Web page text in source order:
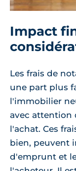
Impact
Les frais de
une part plus
l'immobilier
avec attention
l'achat. Ces
bien, peuvent
d'emprunt et